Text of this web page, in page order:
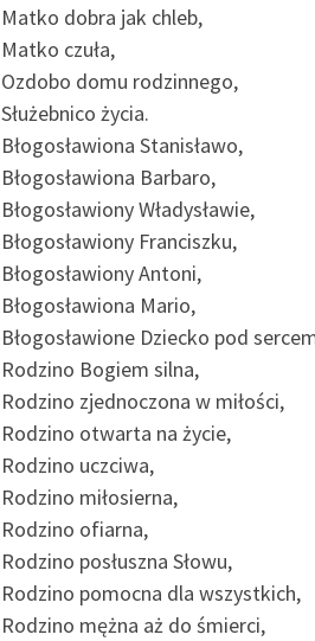
Matko dobra jak chleb,
Matko czuła,
Ozdobo domu rodzinnego,
Służebnico życia.
Błogosławiona Stanisławo,
Błogosławiona Barbaro,
Błogosławiony Władysławie,
Błogosławiony Franciszku,
Błogosławiony Antoni,
Błogosławiona Mario,
Błogosławione Dziecko pod
Rodzino Bogiem silna,
Rodzino zjednoczona w miłości,
Rodzino otwarta na życie,
Rodzino uczciwa,
Rodzino miłosierna,
Rodzino ofiarna,
Rodzino posłuszna Słowu,
Rodzino pomocna dla wszystkich,
Rodzino mężna aż do śmierci,